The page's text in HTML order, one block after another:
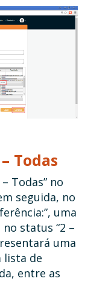
Todas
Todas” no
seguida, no
uma
status “2 –
uma
lista de
entre as